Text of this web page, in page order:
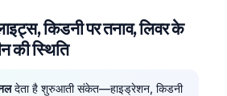
किडनी पर तनाव, लिवर के
की स्थिति
देता है शुरुआती संकेत—हाइड्रेशन, किडनी